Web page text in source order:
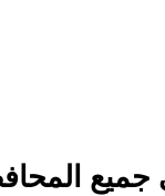
جدول امتحانات الصف السادس